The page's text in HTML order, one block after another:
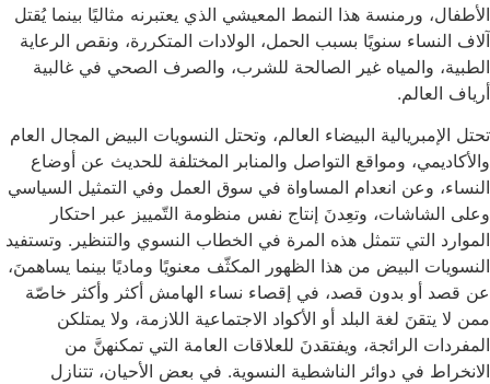
الأطفال، ورمنسة هذا النمط المعيشي الذي يعتبرنه مثاليًا بينما يُقتل
آلاف النساء سنويًا بسبب الحمل، الولادات المتكررة، ونقص الرعاية
الطبية، والمياه غير الصالحة للشرب، والصرف الصحي في غالبية
أرياف العالم.
تحتل الإمبريالية البيضاء العالم، وتحتل النسويات البيض المجال العام
والأكاديمي، ومواقع التواصل والمنابر المختلفة للحديث عن أوضاع
النساء، وعن انعدام المساواة في سوق العمل وفي التمثيل السياسي
وعلى الشاشات، وتعِدنَ إنتاج نفس منظومة التّمييز عبر احتكار
الموارد التي تتمثل هذه المرة في الخطاب النسوي والتنظير. وتستفيد
النسويات البيض من هذا الظهور المكثّف معنويًا وماديًا بينما يساهمنَ،
عن قصد أو بدون قصد، في إقصاء نساء الهامش أكثر وأكثر خاصّة
ممن لا يتقنَ لغة البلد أو الأكواد الاجتماعية اللازمة، ولا يمتلكن
المفردات الرائجة، ويفتقدنَ للعلاقات العامة التي تمكنهنَّ من
الانخراط في دوائر الناشطية النسوية. في بعض الأحيان، تتنازل